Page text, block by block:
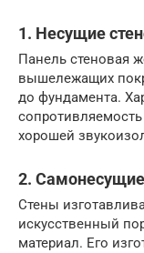
1. Несущие
Панель стеновая
вышележащих
до фундамента.
хорошей
2.
Стены
искусственный
материал. Его